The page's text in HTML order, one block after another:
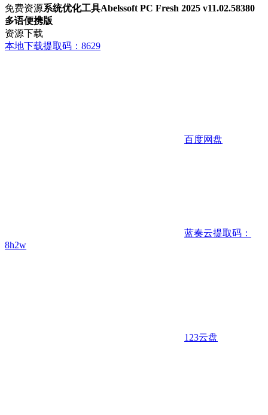
免费资源系统优化工具Abelssoft PC Fresh 2025 v11.02.58380
多语便携版
资源下载
本地下载提取码：8629
百度网盘
蓝奏云提取码：
8h2w
123云盘